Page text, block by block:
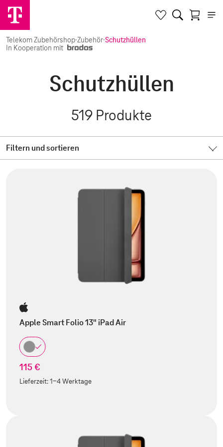
Telekom Zubehörshop·Zubehör·Schutzhüllen
In Kooperation mit
Schutzhüllen
519 Produkte
Filtern und sortieren
Apple Smart Folio 13" iPad Air
115 €
Lieferzeit:1-4 Werktage